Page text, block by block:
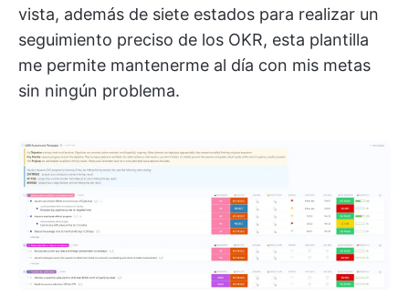
vista, además de siete estados para realizar un
seguimiento preciso de los OKR, esta plantilla
me permite mantenerme al día con mis metas
sin ningún problema.